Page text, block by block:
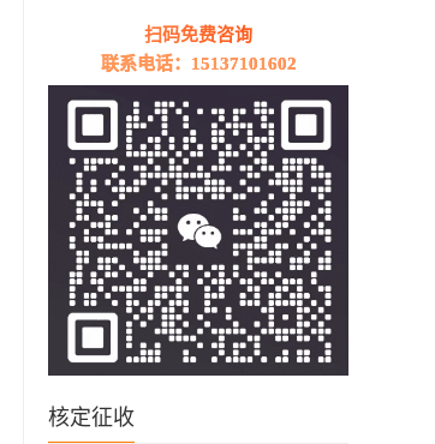
扫码免费咨询
联系电话：15137101602
核定征收